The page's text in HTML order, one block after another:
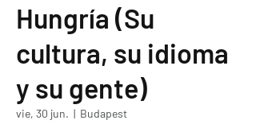
Hungría (Su
cultura, su idioma
y su gente)
vie, 30 jun.
  |
Budapest